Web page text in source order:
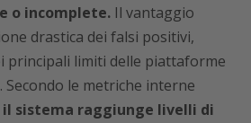
o incomplete. Il vantaggio
drastica dei falsi positivi,
principali limiti delle piattaforme
le metriche interne
il sistema raggiunge livelli di